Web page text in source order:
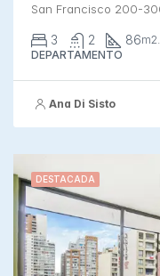
San Francisco 200-
3 2 86m2.
DEPARTAMENTO
Ana Di Sisto
DESTACADA